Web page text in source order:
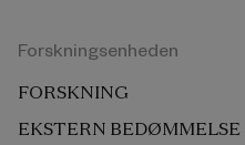
Forskningsenheden
FORSKNING
EKSTERN BEDØMMELSE